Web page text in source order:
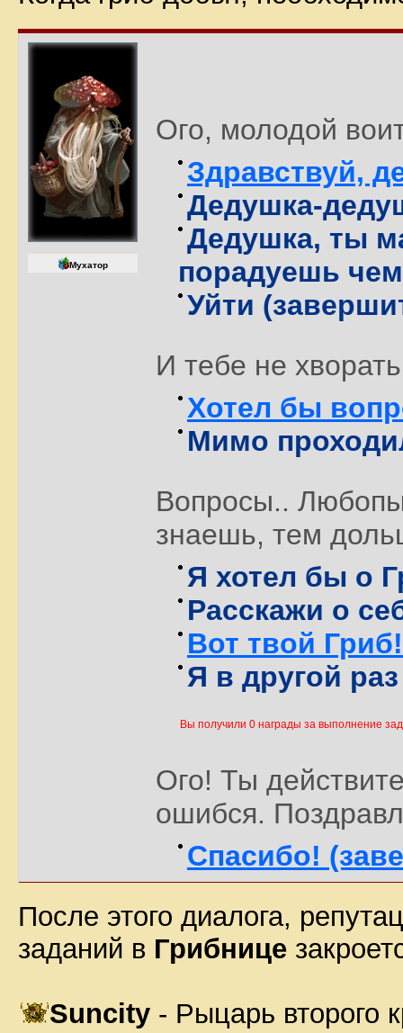
Мухатор
Ого, молодой
Здравствуй,
Дедушка-
Дедушка, ты
порадуешь
Уйти
И тебе не
Хотел бы
Мимо
Вопросы..
знаешь, тем
Я хотел бы о
Расскажи о
Вот твой
Я в другой
Вы получили 0 награды за выполнение
Ого! Ты
ошибся.
Спасибо!
После этого диалога,
заданий в Грибнице
Suncity - Рыцарь второго